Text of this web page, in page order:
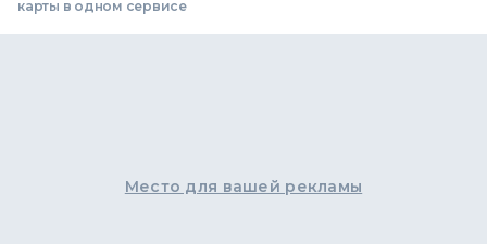
карты в одном сервисе
Место для вашей рекламы